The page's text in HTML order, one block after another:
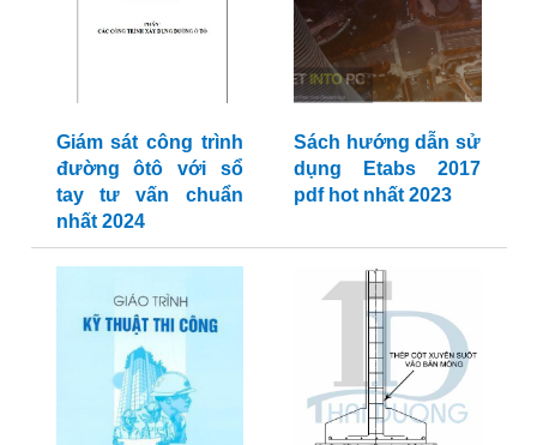
Giám sát công trình
đường ôtô với sổ
tay tư vấn chuẩn
nhất 2024
Sách hướng dẫn sử
dụng Etabs 2017
pdf hot nhất 2023